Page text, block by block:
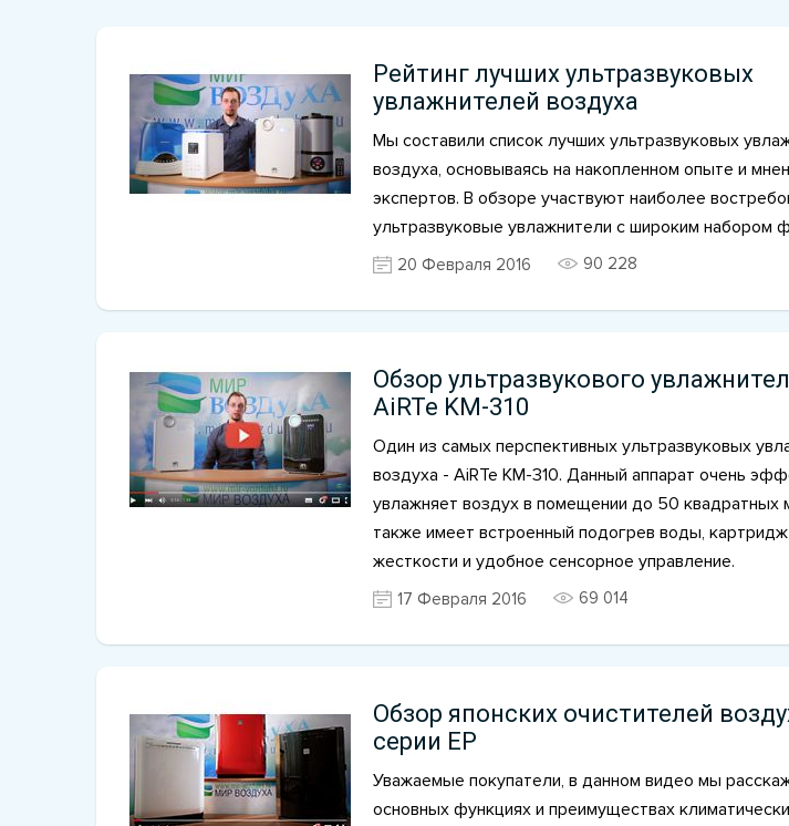
Рейтинг лучших ультразвуковых
увлажнителей воздуха
Мы составили список лучших ультразвуковых
воздуха, основываясь на накопленном опыте и
экспертов. В обзоре участвуют наиболее
ультразвуковые увлажнители с широким набором
20 Февраля 2016 90 228
Обзор ультразвукового
AiRTe KM-310
Один из самых перспективных ультразвуковых
воздуха - AiRTe KM-310. Данный аппарат очень
увлажняет воздух в помещении до 50 квадратных
также имеет встроенный подогрев воды,
жесткости и удобное сенсорное управление.
17 Февраля 2016 69 014
Обзор японских очистителей
серии EP
Уважаемые покупатели, в данном видео мы
основных функциях и преимуществах